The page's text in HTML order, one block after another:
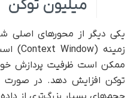
میلیون توکن
یکی دیگر از محورهای اصلی
توکن افزایش دهد. در صورت